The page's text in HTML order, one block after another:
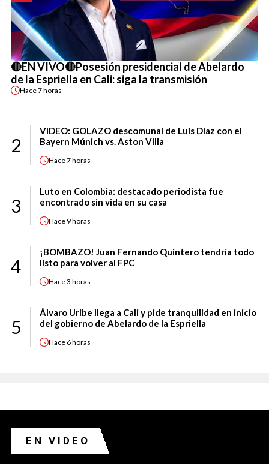
🔴EN VIVO🔴Posesión presidencial de Abelardo
de la Espriella en Cali: siga la transmisión
Hace7 horas
2
VIDEO: GOLAZO descomunal de Luis Díaz con el
Bayern Múnich vs. Aston Villa
Hace7 horas
3
Luto en Colombia: destacado periodista fue
encontrado sin vida en su casa
Hace 9 horas
4
¡BOMBAZO! Juan Fernando Quintero tendría todo
listo para volver al FPC
Hace3 horas
5
Álvaro Uribe llega a Cali y pide tranquilidad en inicio
del gobierno de Abelardo de la Espriella
Hace 6 horas
EN VIDEO